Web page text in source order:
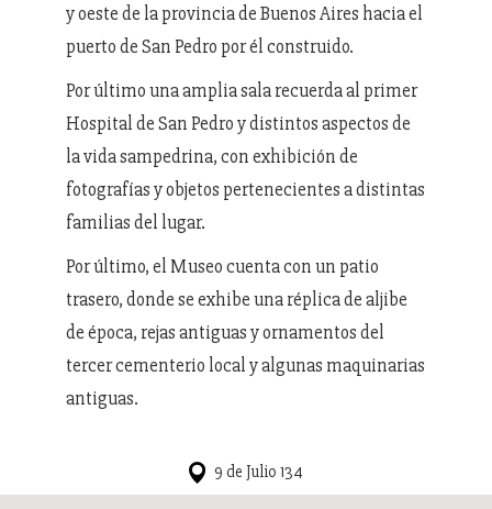
y oeste de la provincia de Buenos Aires hacia el
puerto de San Pedro por él construido.
Por último una amplia sala recuerda al primer
Hospital de San Pedro y distintos aspectos de
la vida sampedrina, con exhibición de
fotografías y objetos pertenecientes a distintas
familias del lugar.
Por último, el Museo cuenta con un patio
trasero, donde se exhibe una réplica de aljibe
de época, rejas antiguas y ornamentos del
tercer cementerio local y algunas maquinarias
antiguas.
9 de Julio 134